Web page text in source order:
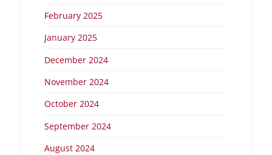
February 2025
January 2025
December 2024
November 2024
October 2024
September 2024
August 2024